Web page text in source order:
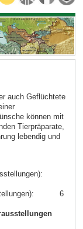
auch Geflüchtete
können mit
Tierpräparate,
lebendig und
6